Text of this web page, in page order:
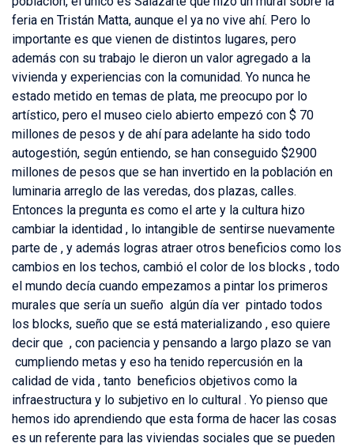
feria en Tristán Matta, aunque el ya no vive ahí. Pero lo
importante es que vienen de distintos lugares, pero
además con su trabajo le dieron un valor agregado a la
vivienda y experiencias con la comunidad. Yo nunca he
estado metido en temas de plata, me preocupo por lo
artístico, pero el museo cielo abierto empezó con $ 70
millones de pesos y de ahí para adelante ha sido todo
autogestión, según entiendo, se han conseguido $2900
millones de pesos que se han invertido en la población en
luminaria arreglo de las veredas, dos plazas, calles.
Entonces la pregunta es como el arte y la cultura hizo
cambiar la identidad , lo intangible de sentirse nuevamente
parte de , y además logras atraer otros beneficios como los
cambios en los techos, cambió el color de los blocks , todo
el mundo decía cuando empezamos a pintar los primeros
murales que sería un sueño algún día ver pintado todos
los blocks, sueño que se está materializando , eso quiere
decir que , con paciencia y pensando a largo plazo se van
cumpliendo metas y eso ha tenido repercusión en la
calidad de vida , tanto beneficios objetivos como la
infraestructura y lo subjetivo en lo cultural . Yo pienso que
hemos ido aprendiendo que esta forma de hacer las cosas
es un referente para las viviendas sociales que se pueden